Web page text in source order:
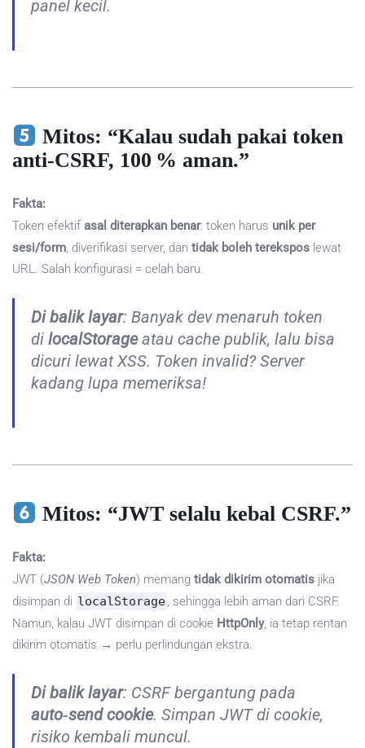
panel kecil.
Mitos: “Kalau sudah pakai token
anti‑CSRF, 100 % aman.”
Fakta:
Token efektif asal diterapkan benar: token harus unik per
sesi/form, diverifikasi server, dan tidak boleh terekspos lewat
URL. Salah konfigurasi = celah baru.
Di balik layar: Banyak dev menaruh token
di localStorageatau cache publik, lalu bisa
dicuri lewat XSS. Token invalid? Server
kadang lupa memeriksa!
Mitos: “JWT selalu kebal CSRF.”
Fakta:
JWT (JSON Web Token) memang tidak dikirim otomatis jika
disimpan di localStorage, sehingga lebih aman dari CSRF.
Namun, kalau JWT disimpan di cookie HttpOnly, ia tetap rentan
dikirim otomatis → perlu perlindungan ekstra.
Di balik layar: CSRF bergantung pada
auto‑send cookie. Simpan JWT di cookie,
risiko kembali muncul.